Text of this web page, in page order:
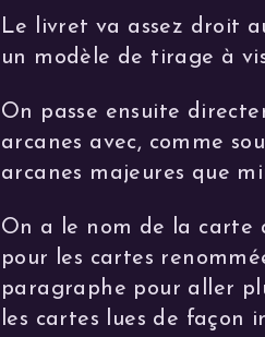
Le livret va assez droit
un modèle de tirage à
On passe ensuite
arcanes avec, comme
arcanes majeures que
On a le nom de la carte
pour les cartes
paragraphe pour aller
les cartes lues de façon